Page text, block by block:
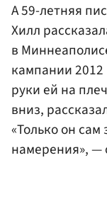
А 59-летняя
Хилл
в
кампании 2012
руки ей на
вниз,
«Только он сам
намерения», —